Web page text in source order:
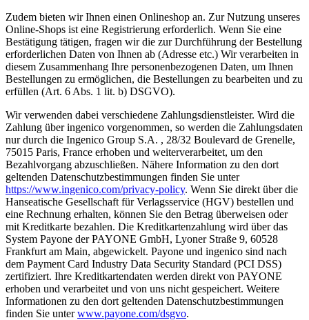
Zudem bieten wir Ihnen einen Onlineshop an. Zur Nutzung unseres
Online-Shops ist eine Registrierung erforderlich. Wenn Sie eine
Bestätigung tätigen, fragen wir die zur Durchführung der Bestellung
erforderlichen Daten von Ihnen ab (Adresse etc.) Wir verarbeiten in
diesem Zusammenhang Ihre personenbezogenen Daten, um Ihnen
Bestellungen zu ermöglichen, die Bestellungen zu bearbeiten und zu
erfüllen (Art. 6 Abs. 1 lit. b) DSGVO).
Wir verwenden dabei verschiedene Zahlungsdienstleister. Wird die
Zahlung über ingenico vorgenommen, so werden die Zahlungsdaten
nur durch die Ingenico Group S.A. , 28/32 Boulevard de Grenelle,
75015 Paris, France erhoben und weiterverarbeitet, um den
Bezahlvorgang abzuschließen. Nähere Information zu den dort
geltenden Datenschutzbestimmungen finden Sie unter
https://www.ingenico.com/privacy-policy. Wenn Sie direkt über die
Hanseatische Gesellschaft für Verlagsservice (HGV) bestellen und
eine Rechnung erhalten, können Sie den Betrag überweisen oder
mit Kreditkarte bezahlen. Die Kreditkartenzahlung wird über das
System Payone der PAYONE GmbH, Lyoner Straße 9, 60528
Frankfurt am Main, abgewickelt. Payone und ingenico sind nach
dem Payment Card Industry Data Security Standard (PCI DSS)
zertifiziert. Ihre Kreditkartendaten werden direkt von PAYONE
erhoben und verarbeitet und von uns nicht gespeichert. Weitere
Informationen zu den dort geltenden Datenschutzbestimmungen
finden Sie unterwww.payone.com/dsgvo.